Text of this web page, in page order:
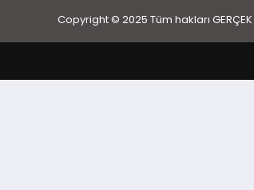
Copyright © 2025 Tüm hakları GERÇEK